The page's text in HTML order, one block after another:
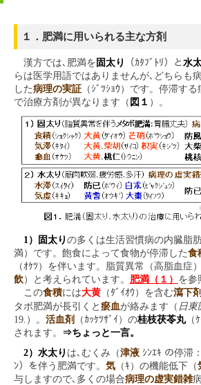
１．肥満に用いられる主な方剤
漢方では､肥満を 固太り （ｶﾀﾌﾞﾄﾘ）と水
らは医学用語ではありませんが､どちらも
した病理の実証 （ｼﾞﾂｼｮｳ）です。停滞す
で治療方剤が異なります（ 図１ ）。
1）固太り の多くは生活習慣病の内臓脂
満）です。飽食によって食物が停滞した食
（ｵｹﾂ）を伴います。脂質異常（高脂血症
飲）と考えられています。 肥満（１） を参
この食積には大黄 （ﾀﾞｲｵｳ）を含む瀉下剤
タボ肥満が長引くと 瘀血が絡みます（ 日東
19.）。 活血剤 （ｶｯｹﾂｻﾞｲ）の桂枝茯苓丸（
されます。 ⇒ちょっと一言。
2）水太り は､むくみ（津液 ｼﾝｴｷ の停滞：
ﾝ）を伴う肥満です。 気 （ｷ）の機能低下（
与しますので､多くの場合病理の虚実錯雑